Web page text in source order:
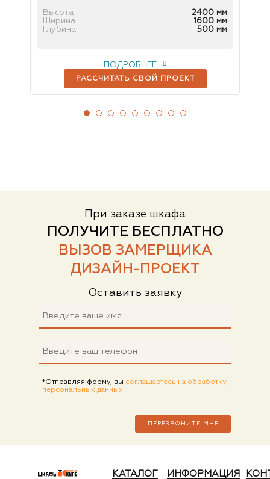
Высота
2400 мм
Ширина
1600 мм
Глубина
500 мм
РАССЧИТАТЬ СВОЙ ПРОЕКТ
ПОДРОБНЕЕ
При заказе шкафа
ПОЛУЧИТЕ БЕСПЛАТНО
ВЫЗОВ ЗАМЕРЩИКА
ДИЗАЙН-ПРОЕКТ
Оставить заявку
*Отправляя форму, вы соглашаетесь на обработку
персональных данных
КАТАЛОГ ИНФОРМАЦИЯ